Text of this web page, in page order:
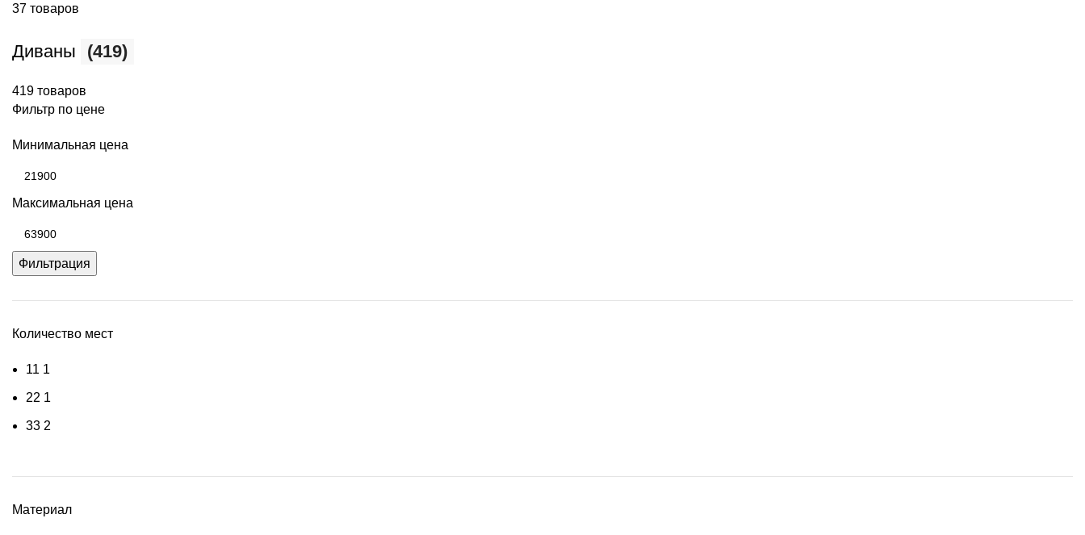
37 товаров
Диваны (419)
419 товаров
Фильтр по цене
Минимальная цена
Максимальная цена
Фильтрация
Количество мест
11 1
22 1
33 2
Материал